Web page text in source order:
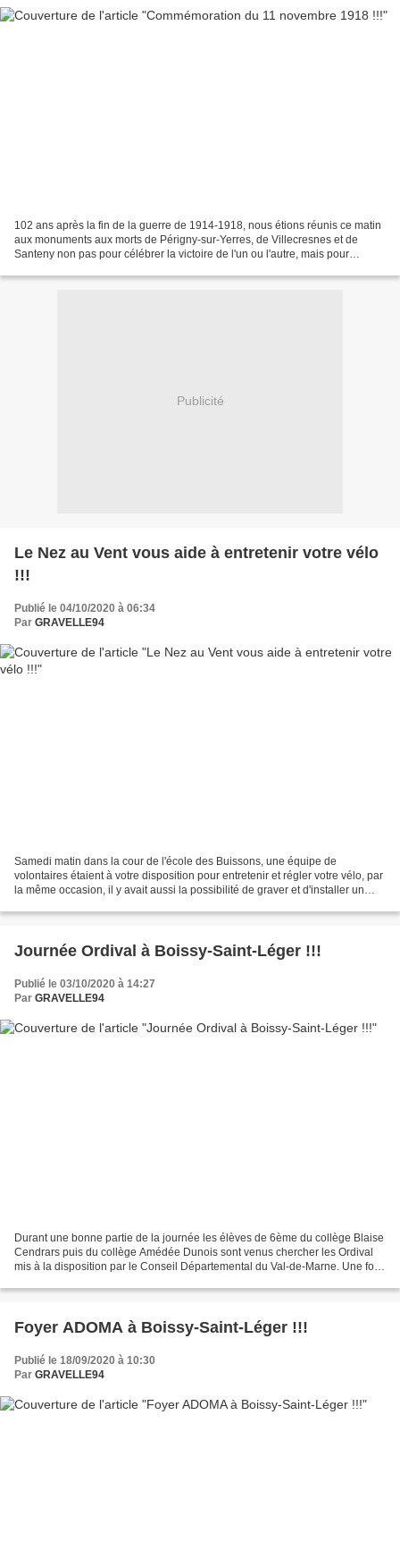
102 ans après la fin de la guerre de 1914-1918, nous étions réunis ce matin
aux monuments aux morts de Périgny-sur-Yerres, de Villecresnes et de
Santeny non pas pour célébrer la victoire de l'un ou l'autre, mais pour
Publicité
Le Nez au Vent vous aide à entretenir votre vélo
!!!
Publié le 04/10/2020 à 06:34
Par GRAVELLE94
Samedi matin dans la cour de l'école des Buissons, une équipe de
volontaires étaient à votre disposition pour entretenir et régler votre vélo, par
la même occasion, il y avait aussi la possibilité de graver et d'installer un
Journée Ordival à Boissy-Saint-Léger !!!
Publié le 03/10/2020 à 14:27
Par GRAVELLE94
Durant une bonne partie de la journée les élèves de 6ème du collège Blaise
Cendrars puis du collège Amédée Dunois sont venus chercher les Ordival
mis à la disposition par le Conseil Départemental du Val-de-Marne. Une fois
Foyer ADOMA à Boissy-Saint-Léger !!!
Publié le 18/09/2020 à 10:30
Par GRAVELLE94